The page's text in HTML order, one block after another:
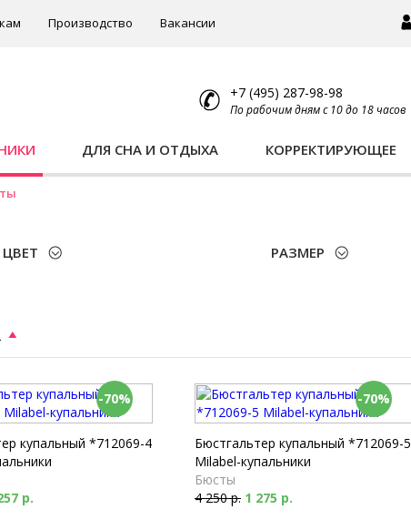
Производство Вакансии
+7 (495) 287-98-98
По рабочим дням с 10 до 18 часов
ДЛЯ СНА И ОТДЫХА КОРРЕКТИРУЮЩЕЕ
ЦВЕТ РАЗМЕР
-70%
купальный *712069-4
р.
-70%
Бюстгальтер купальный *712069-5
Milabel-купальники
Бюсты
4 250 р. 1 275 р.